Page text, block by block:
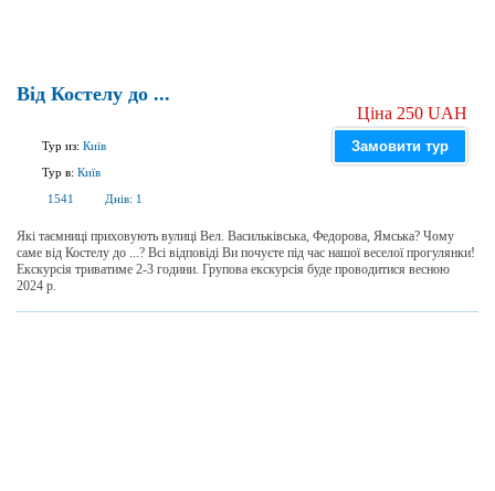
Від Костелу до ...
Тур из: Київ
Тур в: Київ
1541
Днів: 1
Ціна 250 UAH
Замовити тур
Які таємниці приховують вулиці Вел. Васильківська, Федорова, Ямська? Чому
саме від Костелу до ...? Всі відповіді Ви почуєте під час нашої веселої прогулянки!
Екскурсія триватиме 2-3 години. Групова екскурсія буде проводитися весною
2024 р.